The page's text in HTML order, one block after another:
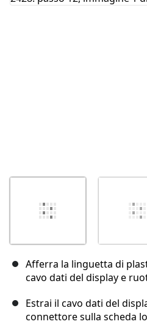
Afferra la linguetta di
cavo dati del display e
Estrai il cavo dati del
connettore sulla scheda